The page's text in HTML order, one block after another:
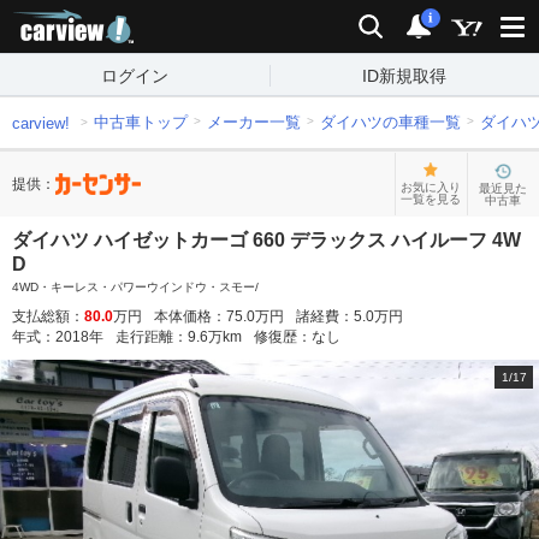
検索 通知
i
ログイン ID新規取得
carview! 中古車トップ メーカー一覧 ダイハツの車種一覧 ダイハ
提供：
お気に入り
一覧を見る
最近見た
中古車
ダイハツ ハイゼットカーゴ 660 デラックス ハイルーフ 4W
D
4WD・キーレス・パワーウインドウ・スモー/
支払総額： 80.0万円 本体価格： 75.0万円 諸経費： 5.0万円
年式： 2018年 走行距離： 9.6万km 修復歴： なし
1/17